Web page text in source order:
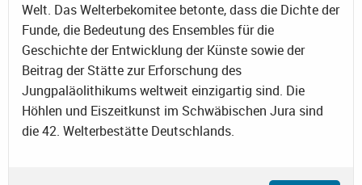
Welt. Das Welterbekomitee betonte, dass die Dichte der
Funde, die Bedeutung des Ensembles für die
Geschichte der Entwicklung der Künste sowie der
Beitrag der Stätte zur Erforschung des
Jungpaläolithikums weltweit einzigartig sind. Die
Höhlen und Eiszeitkunst im Schwäbischen Jura sind
die 42. Welterbestätte Deutschlands.